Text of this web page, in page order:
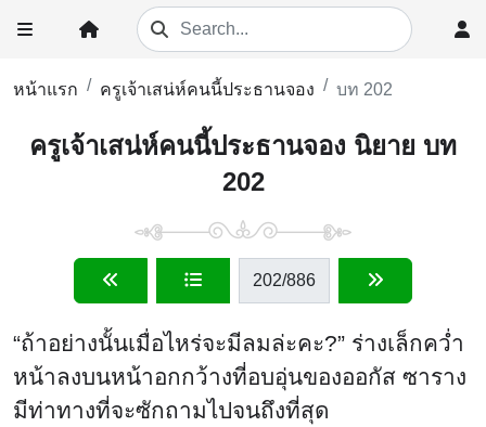
หน้าแรก ครูเจ้าเสน่ห์คนนี้ประธานจอง บท 202
ครูเจ้าเสน่ห์คนนี้ประธานจอง นิยาย บท
202
202/886
“ถ้าอย่างนั้นเมื่อไหร่จะมีลมล่ะคะ?” ร่างเล็กคว่ำ
หน้าลงบนหน้าอกกว้างที่อบอุ่นของออกัส ซาราง
มีท่าทางที่จะซักถามไปจนถึงที่สุด